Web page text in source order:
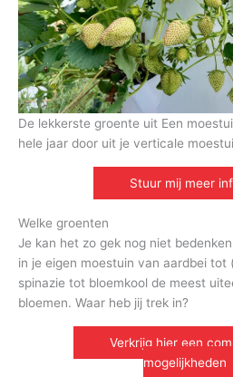
De lekkerste groente uit Een
hele jaar door uit je verticale
Stuur mij meer
Welke groenten
Je kan het zo gek nog niet
in je eigen moestuin van aardbei tot
spinazie tot bloemkool de meest
bloemen. Waar heb jij trek in?
Verkrijg hier een
mogelijkheden